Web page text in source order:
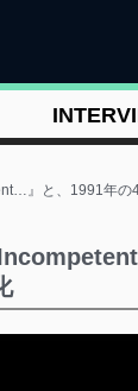
』と、1991年の